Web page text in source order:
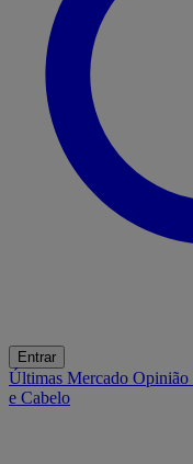
Entrar
Últimas Mercado Opinião
e Cabelo